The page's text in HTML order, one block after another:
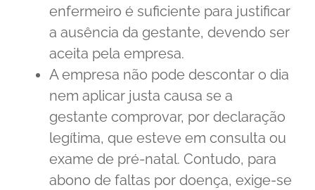
enfermeiro é suficiente para justificar
a ausência da gestante, devendo ser
aceita pela empresa.
A empresa não pode descontar o dia
nem aplicar justa causa se a
gestante comprovar, por declaração
legítima, que esteve em consulta ou
exame de pré-natal. Contudo, para
abono de faltas por doença, exige-se